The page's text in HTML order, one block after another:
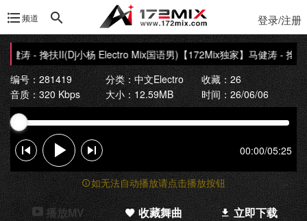
频道 登录/注册
健涛 - 搀扶II(Dj小杨 Electro Mix国语男)【172Mix独家】马健涛 - 搀扶
编号：281419
分类：中文Electro
收藏：26
音质：320 Kbps
大小：12.59MB 时间：26/06/06
00:00/05:25
如无法自动播放请点击播放按钮
播放MV 收藏舞曲 立即下载